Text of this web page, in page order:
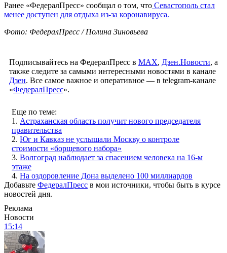
Ранее «ФедералПресс» сообщал о том, что Севастополь стал
менее доступен для отдыха из-за коронавируса.
Фото: ФедералПресс / Полина Зиновьева
Подписывайтесь на ФедералПресс в МАХ, Дзен.Новости, а
также следите за самыми интересными новостями в канале
Дзен. Все самое важное и оперативное — в telegram-канале
«ФедералПресс».
Еще по теме:
1. Астраханская область получит нового председателя
правительства
2. Юг и Кавказ не услышали Москву о контроле
стоимости «борщевого набора»
3. Волгоград наблюдает за спасением человека на 16-м
этаже
4. На оздоровление Дона выделено 100 миллиардов
Добавьте ФедералПресс в мои источники, чтобы быть в курсе
новостей дня.
Реклама
Новости
15:14